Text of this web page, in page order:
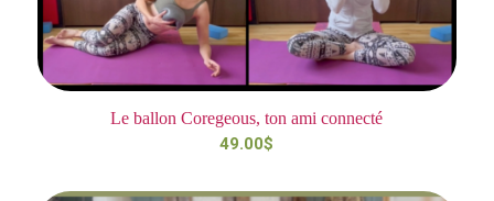
Le ballon Coregeous, ton ami connecté
49.00$